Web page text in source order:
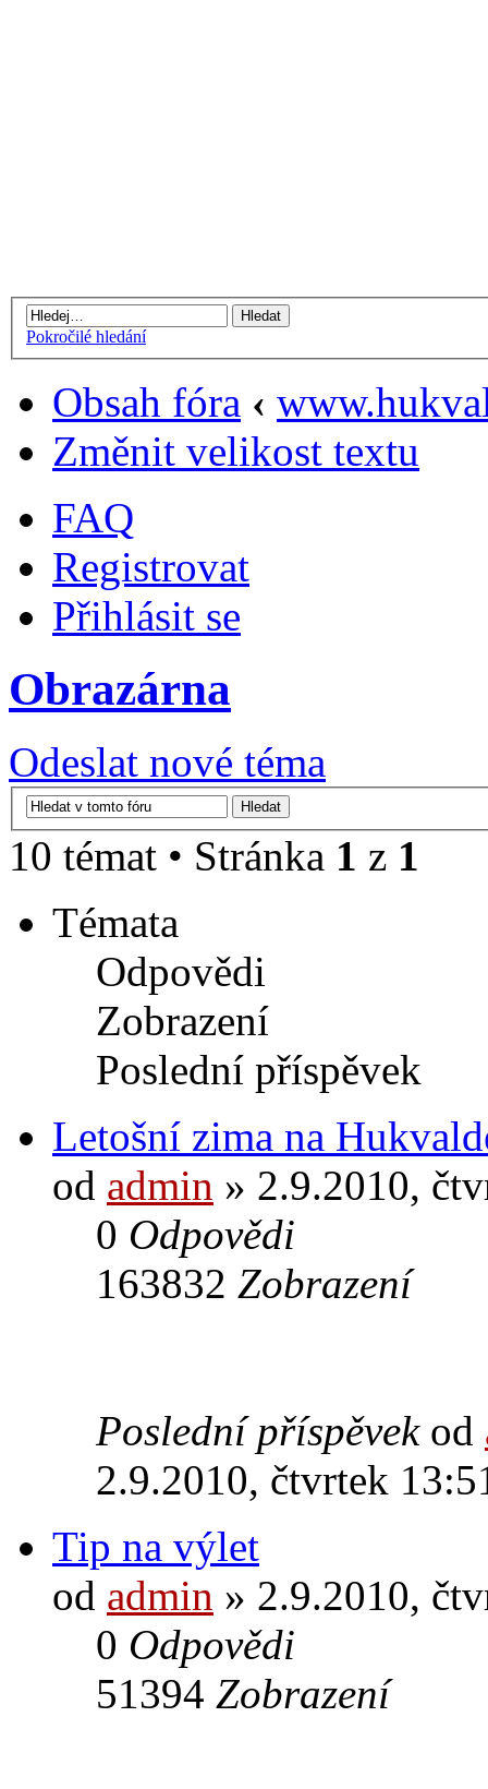
Pokročilé hledání
Obsah fóra ‹
Změnit velikost textu
FAQ
Registrovat
Přihlásit se
Obrazárna
Odeslat nové téma
10 témat • Stránka 1 z 1
Témata
Odpovědi
Zobrazení
Poslední příspěvek
Letošní zima na
od admin » 2.9.2010,
0 Odpovědi
163832 Zobrazení
Poslední příspěvek od
2.9.2010, čtvrtek
Tip na výlet
od admin » 2.9.2010,
0 Odpovědi
51394 Zobrazení